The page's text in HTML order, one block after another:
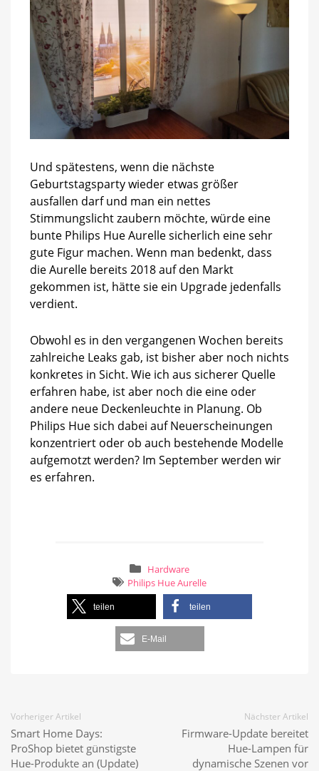
Und spätestens, wenn die nächste
Geburtstagsparty wieder etwas größer
ausfallen darf und man ein nettes
Stimmungslicht zaubern möchte, würde eine
bunte Philips Hue Aurelle sicherlich eine sehr
gute Figur machen. Wenn man bedenkt, dass
die Aurelle bereits 2018 auf den Markt
gekommen ist, hätte sie ein Upgrade jedenfalls
verdient.
Obwohl es in den vergangenen Wochen bereits
zahlreiche Leaks gab, ist bisher aber noch nichts
konkretes in Sicht. Wie ich aus sicherer Quelle
erfahren habe, ist aber noch die eine oder
andere neue Deckenleuchte in Planung. Ob
Philips Hue sich dabei auf Neuerscheinungen
konzentriert oder ob auch bestehende Modelle
aufgemotzt werden? Im September werden wir
es erfahren.
Hardware
Philips Hue Aurelle
teilen teilen
E-Mail
Vorheriger Artikel
Smart Home Days:
ProShop bietet günstigste
Hue-Produkte an (Update)
Nächster Artikel
Firmware-Update bereitet
Hue-Lampen für
dynamische Szenen vor